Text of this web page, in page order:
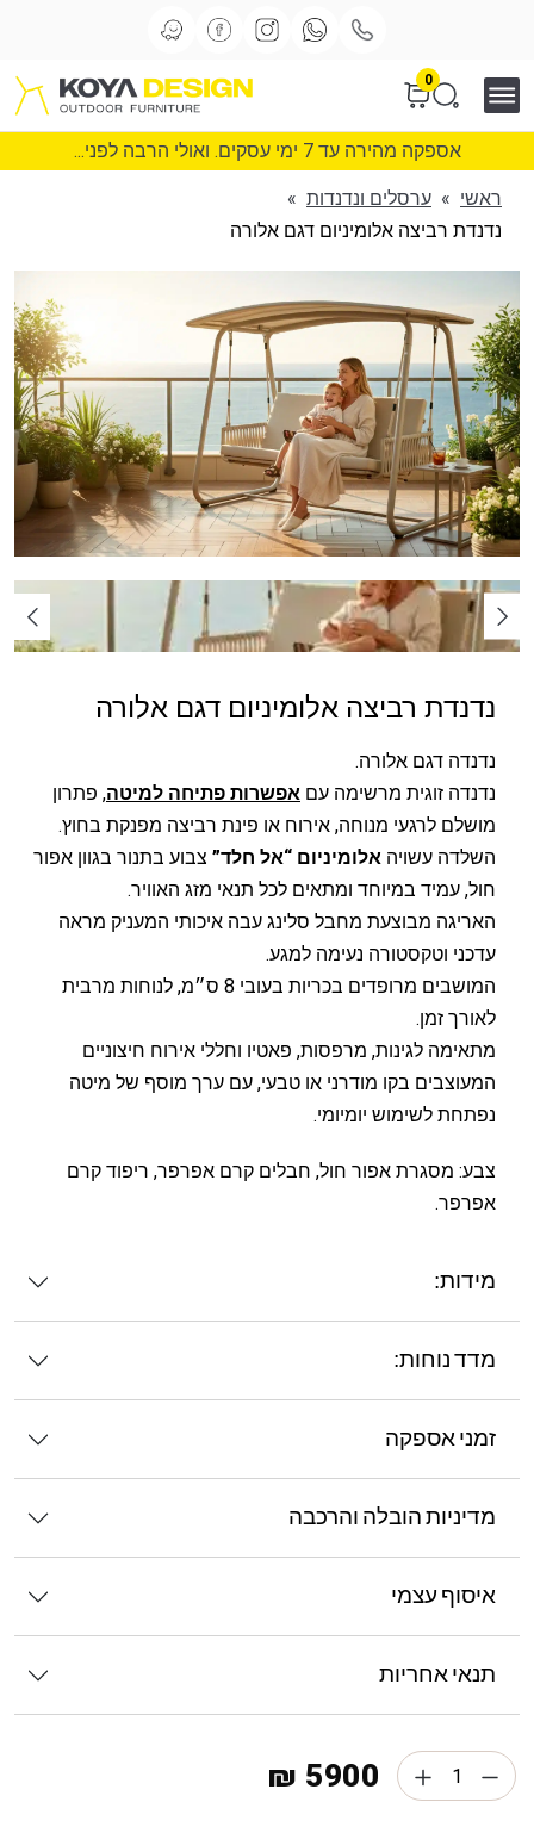
0
אספקה מהירה עד 7 ימי עסקים. ואולי הרבה לפני...
ראשי » ערסלים ונדנדות »
נדנדת רביצה אלומיניום דגם אלורה
נדנדת רביצה אלומיניום דגם אלורה
נדנדה דגם אלורה.
נדנדה זוגית מרשימה עם אפשרות פתיחה למיטה, פתרון
מושלם לרגעי מנוחה, אירוח או פינת רביצה מפנקת בחוץ.
השלדה עשויה אלומיניום “אל חלד” צבוע בתנור בגוון אפור
חול, עמיד במיוחד ומתאים לכל תנאי מזג האוויר.
האריגה מבוצעת מחבל סלינג עבה איכותי המעניק מראה
עדכני וטקסטורה נעימה למגע.
המושבים מרופדים בכריות בעובי 8 ס״מ, לנוחות מרבית
לאורך זמן.
מתאימה לגינות, מרפסות, פאטיו וחללי אירוח חיצוניים
המעוצבים בקו מודרני או טבעי, עם ערך מוסף של מיטה
נפתחת לשימוש יומיומי.
צבע: מסגרת אפור חול, חבלים קרם אפרפר, ריפוד קרם
אפרפר.
מידות:
מדד נוחות:
זמני אספקה
מדיניות הובלה והרכבה
איסוף עצמי
תנאי אחריות
5900 ₪